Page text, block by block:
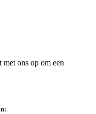
met ons op om een